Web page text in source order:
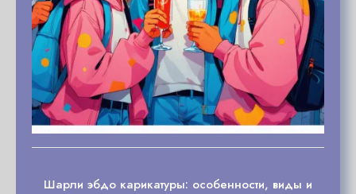
Шарли эбдо карикатуры: особенности, виды и